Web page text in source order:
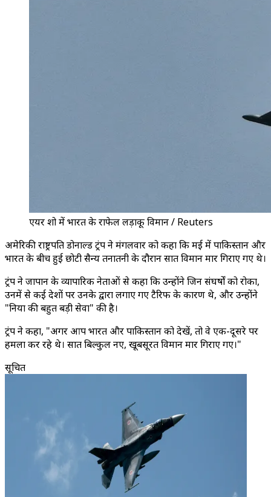
एयर शो में भारत के राफेल लड़ाकू विमान / Reuters
अमेरिकी राष्ट्रपति डोनाल्ड ट्रंप ने मंगलवार को कहा कि मई में पाकिस्तान और
भारत के बीच हुई छोटी सैन्य तनातनी के दौरान सात विमान मार गिराए गए थे।
ट्रंप ने जापान के व्यापारिक नेताओं से कहा कि उन्होंने जिन संघर्षों को रोका,
उनमें से कई देशों पर उनके द्वारा लगाए गए टैरिफ के कारण थे, और उन्होंने
"दुनिया की बहुत बड़ी सेवा" की है।
ट्रंप ने कहा, "अगर आप भारत और पाकिस्तान को देखें, तो वे एक-दूसरे पर
हमला कर रहे थे। सात बिल्कुल नए, खूबसूरत विमान मार गिराए गए।"
सूचित